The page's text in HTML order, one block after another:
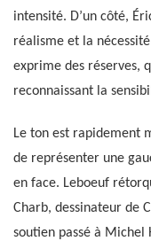
intensité. D’un côté,
réalisme et la
exprime des réserves,
reconnaissant la
Le ton est rapidement
de représenter une
en face. Leboeuf
Charb, dessinateur de
soutien passé à Michel